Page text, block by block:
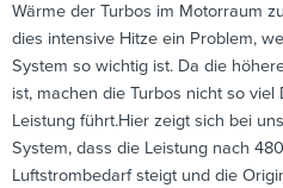
Wärme der Turbos im Motorraum
dies intensive Hitze ein Problem,
System so wichtig ist. Da die
ist, machen die Turbos nicht so
Leistung führt.Hier zeigt sich bei
System, dass die Leistung nach
Luftstrombedarf steigt und die